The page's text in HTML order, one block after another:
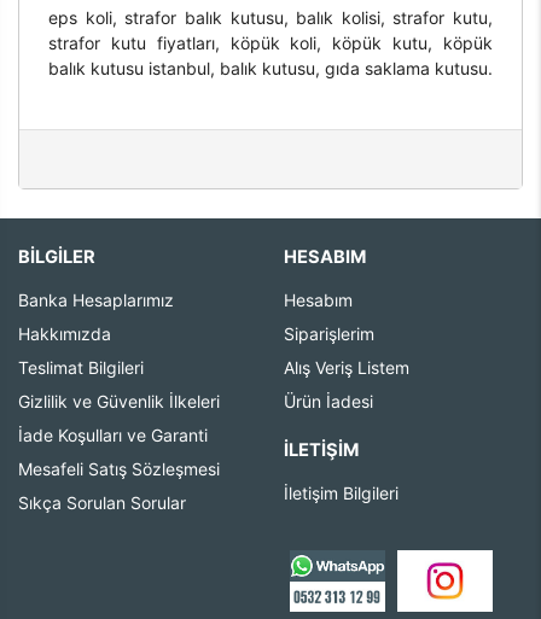
eps koli, strafor balık kutusu, balık kolisi, strafor kutu,
strafor kutu fiyatları, köpük koli, köpük kutu, köpük
balık kutusu istanbul, balık kutusu, gıda saklama kutusu.
BİLGİLER
Banka Hesaplarımız
Hakkımızda
Teslimat Bilgileri
Gizlilik ve Güvenlik İlkeleri
İade Koşulları ve Garanti
Mesafeli Satış Sözleşmesi
Sıkça Sorulan Sorular
HESABIM
Hesabım
Siparişlerim
Alış Veriş Listem
Ürün İadesi
İLETIŞIM
İletişim Bilgileri